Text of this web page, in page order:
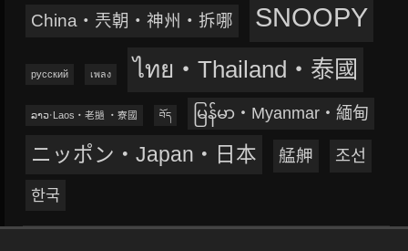
China‧兲朝‧神州‧拆哪 SNOOPY
русский เพลง ไทย‧Thailand‧泰國
ລາວ‧Laos‧老撾 ‧寮國 བོད မြန်မာ‧Myanmar‧緬甸
ニッポン‧Japan‧日本 艋舺 조선
한국